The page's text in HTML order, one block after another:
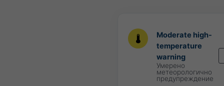
Moderate high-
temperature
warning
Умерено
метеорологично
предупреждение